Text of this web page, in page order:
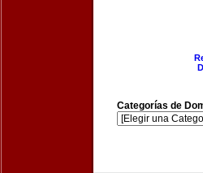
Categorías de